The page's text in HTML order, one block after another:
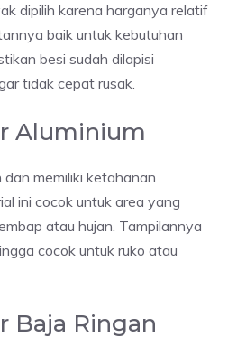
dipilih karena harganya relatif
baik untuk kebutuhan
besi sudah dilapisi
tidak cepat rusak.
Aluminium
dan memiliki ketahanan
ini cocok untuk area yang
atau hujan. Tampilannya
cocok untuk ruko atau
Baja Ringan